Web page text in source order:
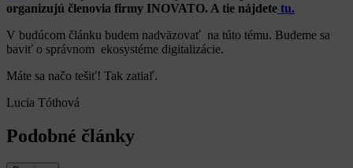
organizujú členovia firmy INOVATO. A tie nájdete tu.
V budúcom článku budem nadväzovať na túto tému. Budeme sa
baviť o správnom ekosystéme digitalizácie.
Máte sa načo tešiť! Tak zatiaľ.
Lucia Tóthová
Podobné články